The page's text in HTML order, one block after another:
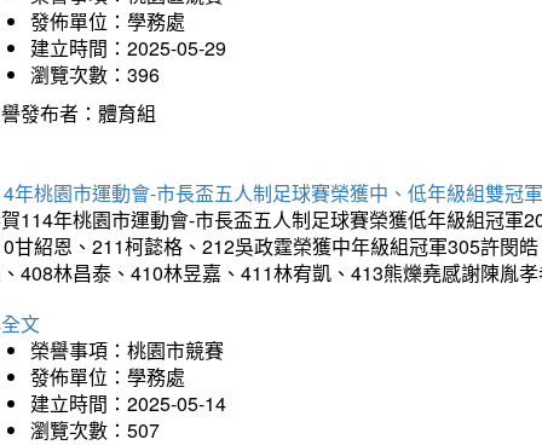
發佈單位：學務處
建立時間：2025-05-29
瀏覽次數：396
發布者：體育組
年桃園市運動會-市長盃五人制足球賽榮獲中、低年級組雙冠軍
114年桃園市運動會-市長盃五人制足球賽榮獲低年級組冠
甘紹恩、211柯懿格、212吳政霆榮獲中年級組冠軍305許閔
408林昌泰、410林昱嘉、411林宥凱、413熊爍堯感謝陳胤
文
榮譽事項：桃園市競賽
發佈單位：學務處
建立時間：2025-05-14
瀏覽次數：507